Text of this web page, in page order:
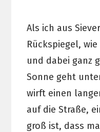
Als ich aus
Rückspiegel,
und dabei ganz
Sonne geht
wirft einen
auf die Straße,
groß ist, dass